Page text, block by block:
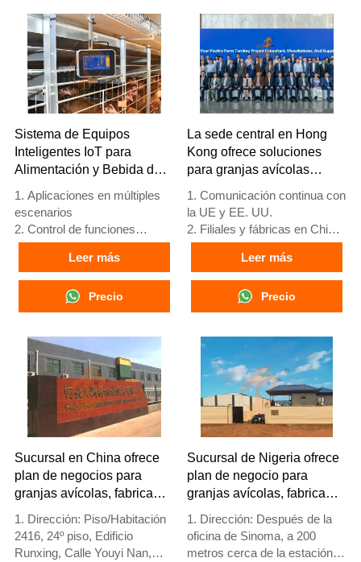
+8618830120193
Sistema de Equipos
Inteligentes IoT para
Alimentación y Bebida de
Aves de Corral
1. Aplicaciones en múltiples
escenarios
2. Control de funciones
completas
3. Protección de alerta
temprana
4. Alto rendimiento de
escalabilidad
recepción/WhatsApp:
+8618830120193
Leer más
Precio
La sede central en Hong
Kong ofrece soluciones
para granjas avícolas
según los estándares de la
UE y fabrica equipos para
granjas avícolas
1. Comunicación continua con
la UE y EE. UU.
2. Filiales y fábricas en China,
Nigeria, Etiopía y Tanzania
3. La calidad de los productos
está personalizada para
granjas avícolas locales
4. Stock de jaulas avícolas y
a la venta
5. Recepción en línea 24
horas Whatsapp NO. :
+8618830120193，
contáctenos para obtener
información completa
Leer más
Precio
Sucursal en China ofrece
plan de negocios para
granjas avícolas, fabrica
avícolas
1. Dirección: Piso/Habitación
2416, 24º piso, Edificio
Runxing, Calle Youyi Nan,
Sucursal de Nigeria ofrece
plan de negocio para
granjas avícolas, fabrica
avícolas
1. Dirección: Después de la
oficina de Sinoma, a 200
metros cerca de la estación